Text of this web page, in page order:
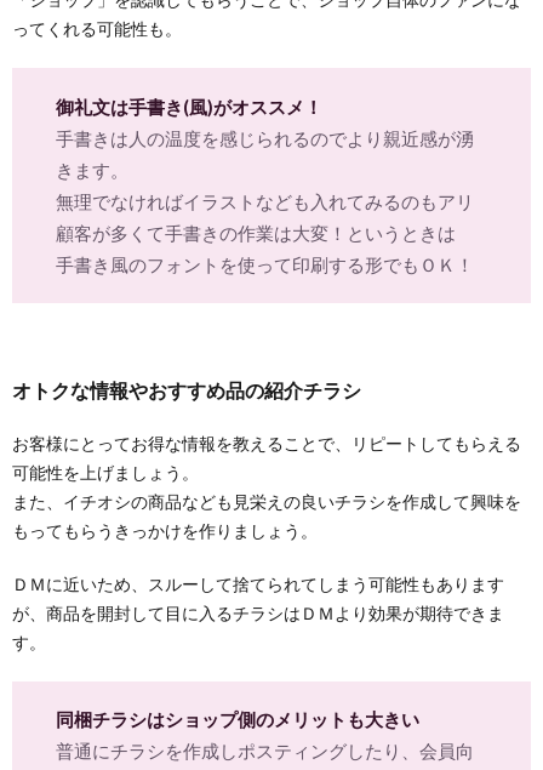
ってくれる可能性も。
御礼文は手書き(風)がオススメ！
手書きは人の温度を感じられるのでより親近感が湧
きます。
無理でなければイラストなども入れてみるのもアリ
顧客が多くて手書きの作業は大変！というときは
手書き風のフォントを使って印刷する形でもＯＫ！
オトクな情報やおすすめ品の紹介チラシ
お客様にとってお得な情報を教えることで、リピートしてもらえる
可能性を上げましょう。
また、イチオシの商品なども見栄えの良いチラシを作成して興味を
もってもらうきっかけを作りましょう。
ＤＭに近いため、スルーして捨てられてしまう可能性もあります
が、商品を開封して目に入るチラシはＤＭより効果が期待できま
す。
同梱チラシはショップ側のメリットも大きい
普通にチラシを作成しポスティングしたり、会員向